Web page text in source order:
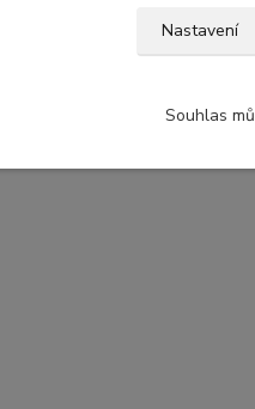
Nastavení
Souhlas